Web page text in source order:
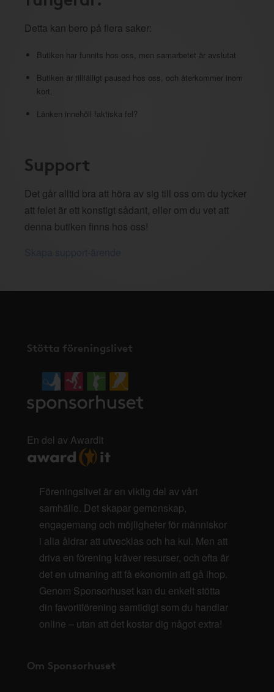
Detta kan bero på flera saker:
Butiken har funnits hos oss, men samarbetet är avslutat
Butiken är tillfälligt pausad hos oss, och återkommer inom
kort.
Länken innehöll faktiska fel?
Support
Det går alltid bra att höra av sig till oss om du tycker
att felet är ett konstigt sådant, eller om du vet att
denna butiken finns hos oss!
Stötta föreningslivet
En del av AwardIt
Föreningslivet är en viktig del av vårt
samhälle. Det skapar gemenskap,
engagemang och möjligheter för människor
i alla åldrar att utvecklas och ha kul. Men att
driva en förening kräver resurser, och ofta är
det en utmaning att få ekonomin att gå ihop.
Genom Sponsorhuset kan du enkelt stötta
din favoritförening samtidigt som du handlar
online – utan att det kostar dig något extra!
Om Sponsorhuset